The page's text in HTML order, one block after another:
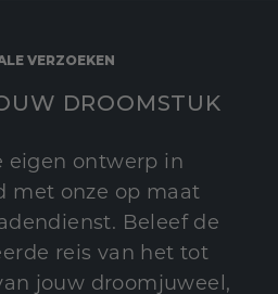
VERZOEKEN
DROOMSTUK
eigen ontwerp in
met onze op maat
Beleef de
reis van het tot
jouw droomjuweel,